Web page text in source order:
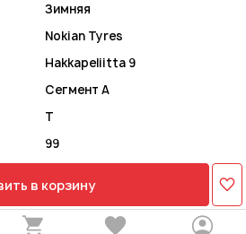
Зимняя
Nokian Tyres
Hakkapeliitta 9
Сегмент A
T
99
в корзину